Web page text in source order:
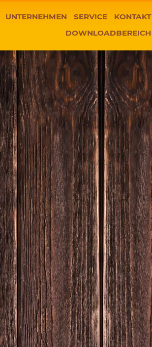
UNTERNEHMEN SERVICE
KONTAKT
DOWNLOADBEREICH